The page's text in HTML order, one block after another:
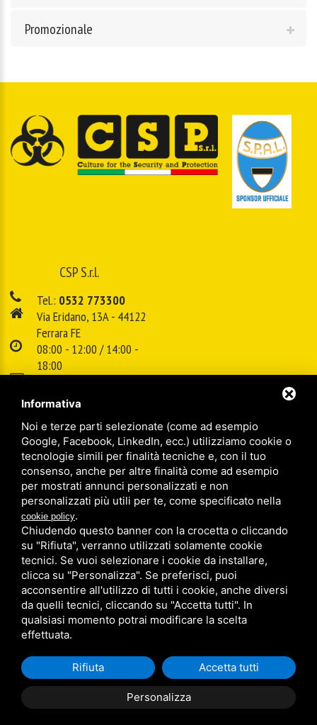
Promozionale
CSP S.r.l.
Tel.: 0532 773300
Via Eridano, 13A - 44122
Ferrara FE
08:00 - 12:00 / 14:00 -
18:00
info@cspsrl.biz
Sitemap / Privacy policy/Legal
Informativa
Noi e terze parti selezionate (come ad esempio
Google, Facebook, LinkedIn, ecc.) utilizziamo cookie o
tecnologie simili per finalità tecniche e, con il tuo
consenso, anche per altre finalità come ad esempio
per mostrati annunci personalizzati e non
personalizzati più utili per te, come specificato nella
cookie policy.
Chiudendo questo banner con la crocetta o cliccando
su "Rifiuta", verranno utilizzati solamente cookie
tecnici. Se vuoi selezionare i cookie da installare,
clicca su "Personalizza". Se preferisci, puoi
acconsentire all'utilizzo di tutti i cookie, anche diversi
da quelli tecnici, cliccando su "Accetta tutti". In
qualsiasi momento potrai modificare la scelta
effettuata.
Personalizza
Rifiuta Accetta tutti